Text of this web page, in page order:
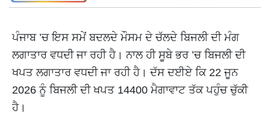
ਪੰਜਾਬ ’ਚ ਇਸ ਸਮੇਂ ਬਦਲਦੇ ਮੌਸਮ ਦੇ ਚੱਲਦੇ ਬਿਜਲੀ ਦੀ ਮੰਗ
ਲਗਾਤਾਰ ਵਧਦੀ ਜਾ ਰਹੀ ਹੈ। ਨਾਲ ਹੀ ਸੂਬੇ ਭਰ ’ਚ ਬਿਜਲੀ ਦੀ
ਖਪਤ ਲਗਾਤਾਰ ਵਧਦੀ ਜਾ ਰਹੀ ਹੈ। ਦੱਸ ਦਈਏ ਕਿ 22 ਜੂਨ
2026 ਨੂੰ ਬਿਜਲੀ ਦੀ ਖਪਤ 14400 ਮੈਗਾਵਾਟ ਤੱਕ ਪਹੁੰਚ ਚੁੱਕੀ
ਹੈ।